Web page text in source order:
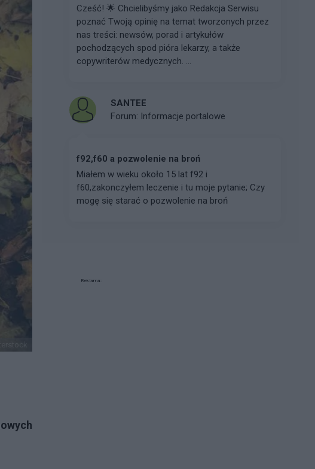
Cześć! 🌟 Chcielibyśmy jako Redakcja Serwisu
poznać Twoją opinię na temat tworzonych przez
nas treści: newsów, porad i artykułów
pochodzących spod pióra lekarzy, a także
copywriterów medycznych. ...
SANTEE
Forum: Informacje portalowe
f92,f60 a pozwolenie na broń
Miałem w wieku około 15 lat f92 i
f60,zakonczyłem leczenie i tu moje pytanie; Czy
mogę się starać o pozwolenie na broń
Reklama: